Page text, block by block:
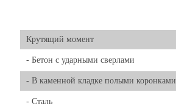
Крутящий момент
- Бетон с ударными сверлами
- В каменной кладке полыми коронками
- Сталь